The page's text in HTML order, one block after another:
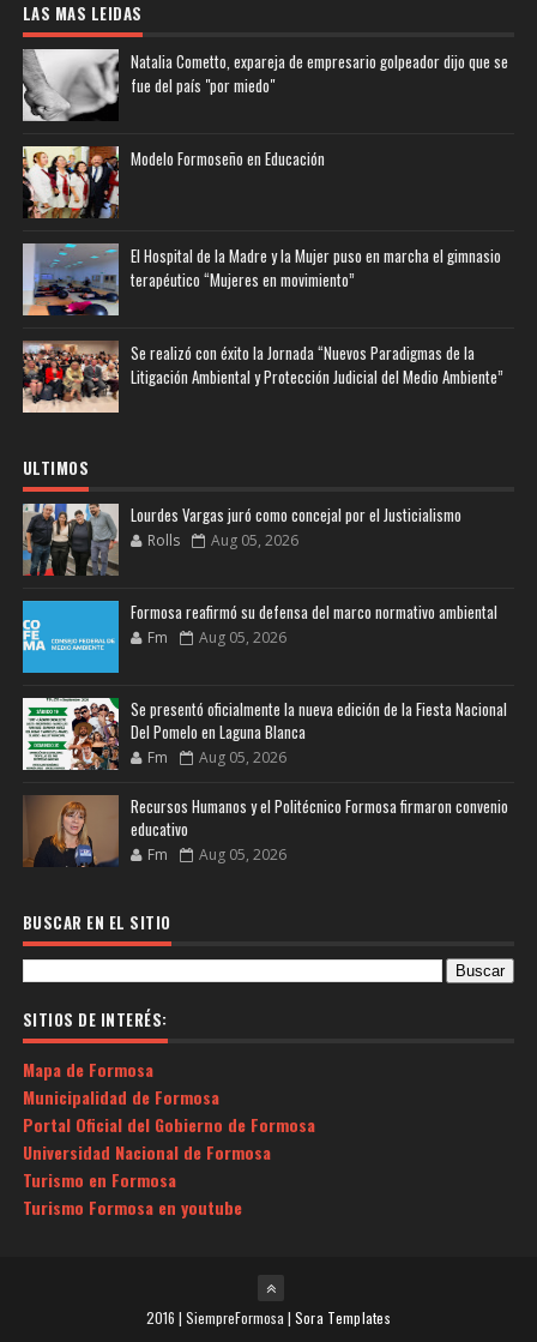
LAS MAS LEIDAS
Natalia Cometto, expareja de empresario golpeador dijo que se
fue del país "por miedo"
Modelo Formoseño en Educación
El Hospital de la Madre y la Mujer puso en marcha el gimnasio
terapéutico “Mujeres en movimiento”
Se realizó con éxito la Jornada “Nuevos Paradigmas de la
Litigación Ambiental y Protección Judicial del Medio Ambiente”
ULTIMOS
Lourdes Vargas juró como concejal por el Justicialismo
Rolls Aug 05, 2026
Formosa reafirmó su defensa del marco normativo ambiental
Fm Aug 05, 2026
Se presentó oficialmente la nueva edición de la Fiesta Nacional
Del Pomelo en Laguna Blanca
Fm Aug 05, 2026
Recursos Humanos y el Politécnico Formosa firmaron convenio
educativo
Fm Aug 05, 2026
BUSCAR EN EL SITIO
SITIOS DE INTERÉS:
Mapa de Formosa
Municipalidad de Formosa
Portal Oficial del Gobierno de Formosa
Universidad Nacional de Formosa
Turismo en Formosa
Turismo Formosa en youtube
2016 | SiempreFormosa | Sora Templates